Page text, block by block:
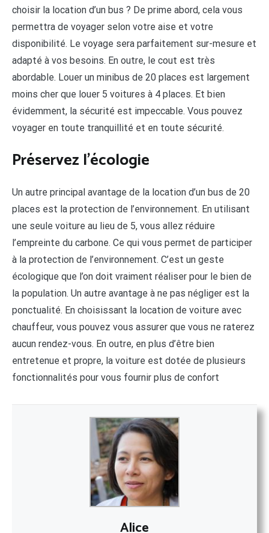
choisir la location d’un bus ? De prime abord, cela vous
permettra de voyager selon votre aise et votre
disponibilité. Le voyage sera parfaitement sur-mesure et
adapté à vos besoins. En outre, le cout est très
abordable. Louer un minibus de 20 places est largement
moins cher que louer 5 voitures à 4 places. Et bien
évidemment, la sécurité est impeccable. Vous pouvez
voyager en toute tranquillité et en toute sécurité.
Préservez l’écologie
Un autre principal avantage de la location d’un bus de 20
places est la protection de l’environnement. En utilisant
une seule voiture au lieu de 5, vous allez réduire
l’empreinte du carbone. Ce qui vous permet de participer
à la protection de l’environnement. C’est un geste
écologique que l’on doit vraiment réaliser pour le bien de
la population. Un autre avantage à ne pas négliger est la
ponctualité. En choisissant la location de voiture avec
chauffeur, vous pouvez vous assurer que vous ne raterez
aucun rendez-vous. En outre, en plus d’être bien
entretenue et propre, la voiture est dotée de plusieurs
fonctionnalités pour vous fournir plus de confort
Alice